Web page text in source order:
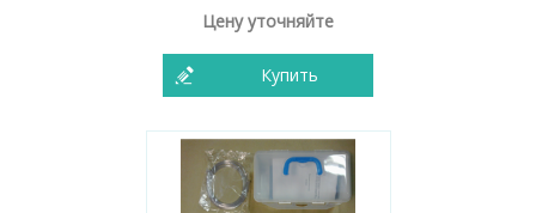
Цену уточняйте
Купить